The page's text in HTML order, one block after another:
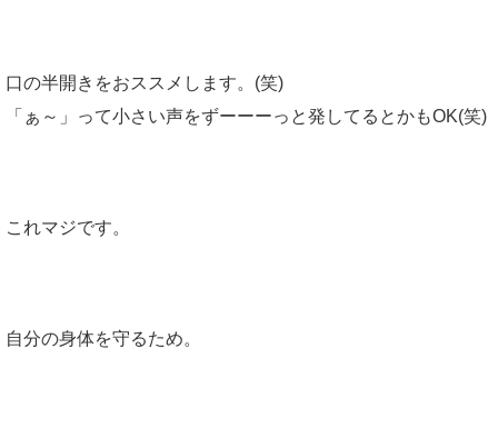
口の半開きをおススメします。(笑)
「ぁ～」って小さい声をずーーーっと発してるとかもOK(笑)
これマジです。
自分の身体を守るため。